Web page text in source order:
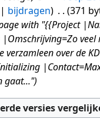
bijdragen 371
with "{{Project
|Omschrijving=Zo veel
verzamleen over de
gaat..."